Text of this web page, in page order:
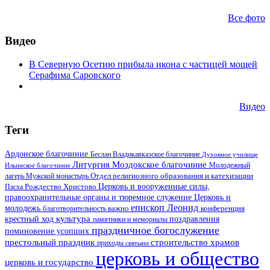
Все фото
Видео
В Северную Осетию прибыла икона с частицей мощей
Серафима Саровского
Видео
Теги
Ардонское благочиние Беслан Владикавказское благочиние Духовное училище
Ильинское благочиние Литургия Моздокское благочиние Молодежный
лагерь Мужской монастырь Отдел религиозного образования и катехизации
Пасха Рождество Христово Церковь и вооруженные силы,
правоохранительные органы и тюремное служение Церковь и
молодежь благотворительность важно епископ Леонид конференция
крестный ход культура памятники и мемориалы поздравления
поминовение усопших праздничное богослужение
престольный праздник приходы святыни строительство храмов
церковь и государство церковь и общество